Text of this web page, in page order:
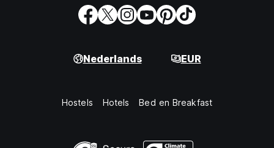
Nederlands EUR
Hostels Hotels Bed en Breakfast